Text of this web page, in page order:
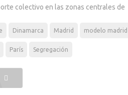
colectivo en las zonas centrales de
Dinamarca Madrid modelo madrid
París Segregación